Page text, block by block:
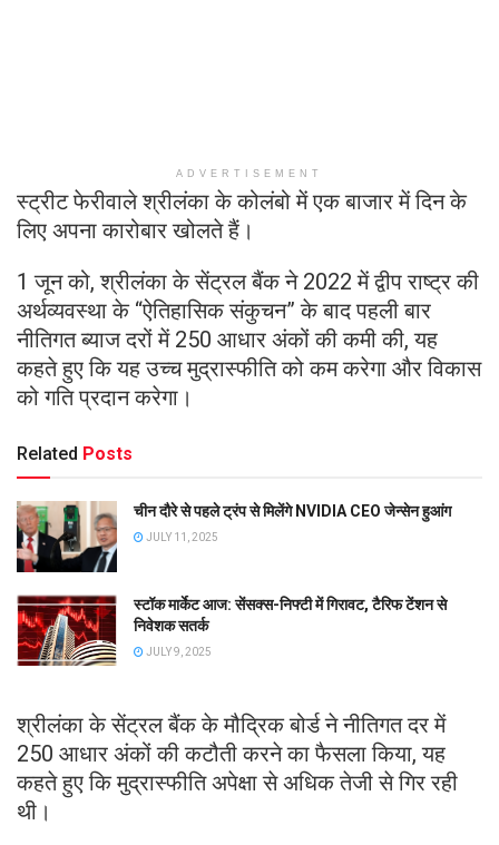
ADVERTISEMENT
स्ट्रीट फेरीवाले श्रीलंका के कोलंबो में एक बाजार में दिन के
लिए अपना कारोबार खोलते हैं।
1 जून को, श्रीलंका के सेंट्रल बैंक ने 2022 में द्वीप राष्ट्र की
अर्थव्यवस्था के “ऐतिहासिक संकुचन” के बाद पहली बार
नीतिगत ब्याज दरों में 250 आधार अंकों की कमी की, यह
कहते हुए कि यह उच्च मुद्रास्फीति को कम करेगा और विकास
को गति प्रदान करेगा।
Related Posts
चीन दौरे से पहले ट्रंप से मिलेंगे NVIDIA CEO जेन्सेन हुआंग
JULY 11, 2025
स्टॉक मार्केट आज: सेंसक्स-निफ्टी में गिरावट, टैरिफ टेंशन से
निवेशक सतर्क
JULY 9, 2025
श्रीलंका के सेंट्रल बैंक के मौद्रिक बोर्ड ने नीतिगत दर में
250 आधार अंकों की कटौती करने का फैसला किया, यह
कहते हुए कि मुद्रास्फीति अपेक्षा से अधिक तेजी से गिर रही
थी।